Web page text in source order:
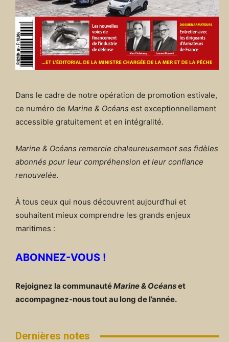
Dans le cadre de notre opération de promotion estivale,
ce numéro de Marine & Océans est exceptionnellement
accessible gratuitement et en intégralité.
Marine & Océans remercie chaleureusement ses fidèles
abonnés pour leur compréhension et leur confiance
renouvelée.
À tous ceux qui nous découvrent aujourd’hui et
souhaitent mieux comprendre les grands enjeux
maritimes :
ABONNEZ-VOUS !
Rejoignez la communautéMarine & Océanset
accompagnez-nous tout au long de l’année.
Dernières notes